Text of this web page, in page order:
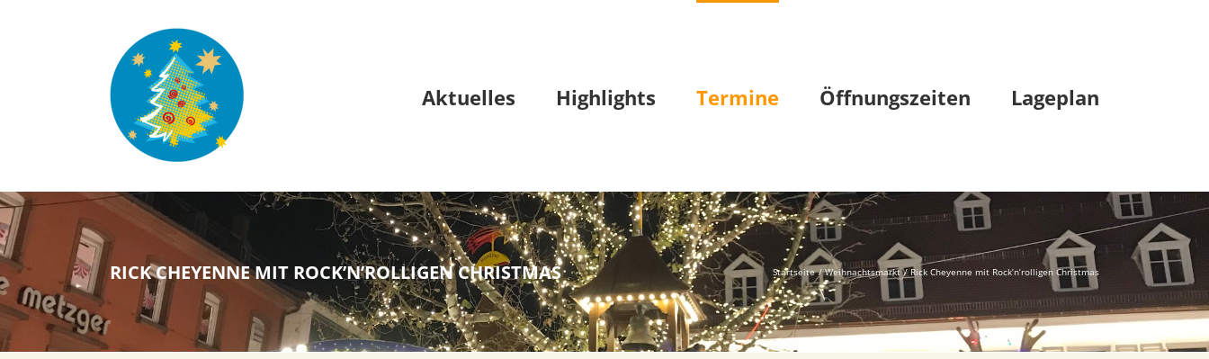
Aktuelles Highlights Termine Öffnungszeiten Lageplan
RICK CHEYENNE MIT ROCK’N’ROLLIGEN CHRISTMAS Startseite Weihnachtsmarkt Rick Cheyenne mit Rock’n’rolligen Christmas